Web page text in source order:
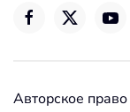
Авторское